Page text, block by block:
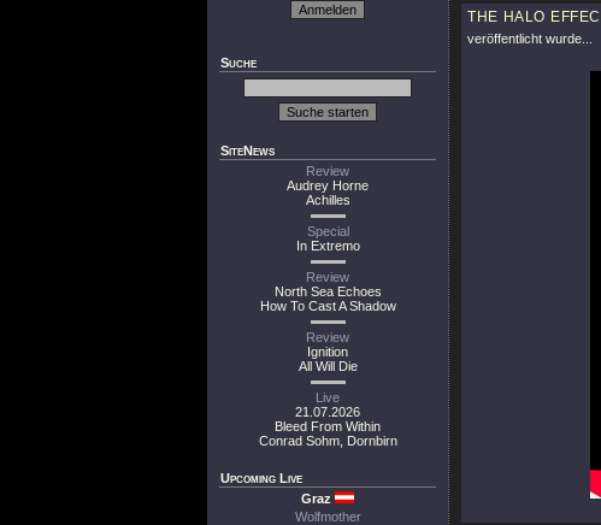
Suche
SiteNews
Review
Audrey Horne
Achilles
Special
In Extremo
Review
North Sea Echoes
How To Cast A Shadow
Review
Ignition
All Will Die
Live
21.07.2026
Bleed From Within
Conrad Sohm, Dornbirn
Upcoming Live
Graz
Wolfmother
THE HALO
veröffentlicht wurde...